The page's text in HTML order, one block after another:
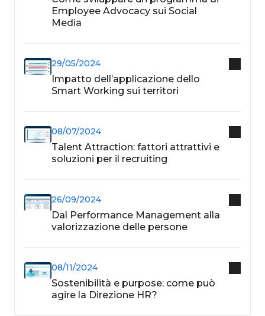
Employee Advocacy sui Social
Media
29/05/2024
Impatto dell’applicazione dello
Smart Working sui territori
08/07/2024
Talent Attraction: fattori attrattivi e
soluzioni per il recruiting
26/09/2024
Dal Performance Management alla
valorizzazione delle persone
08/11/2024
Sostenibilità e purpose: come può
agire la Direzione HR?